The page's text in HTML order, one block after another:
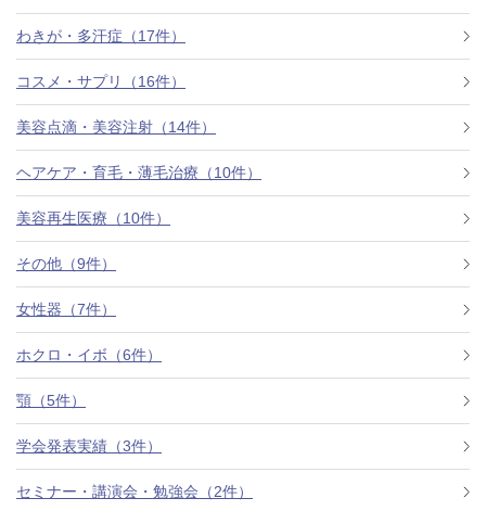
わきが・多汗症（17件）
コスメ・サプリ（16件）
美容点滴・美容注射（14件）
ヘアケア・育毛・薄毛治療（10件）
美容再生医療（10件）
その他（9件）
女性器（7件）
ホクロ・イボ（6件）
顎（5件）
学会発表実績（3件）
セミナー・講演会・勉強会（2件）